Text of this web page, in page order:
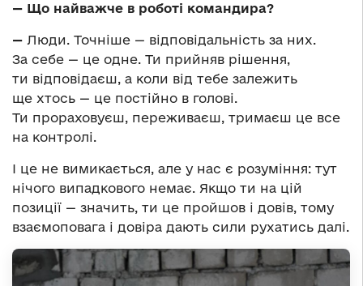
— Що найважче в роботі командира?
— Люди. Точніше — відповідальність за них.
За себе — це одне. Ти прийняв рішення,
ти відповідаєш, а коли від тебе залежить
ще хтось — це постійно в голові.
Ти прораховуєш, переживаєш, тримаєш це все
на контролі.
І це не вимикається, але у нас є розуміння: тут
нічого випадкового немає. Якщо ти на цій
позиції — значить, ти це пройшов і довів, тому
взаємоповага і довіра дають сили рухатись далі.